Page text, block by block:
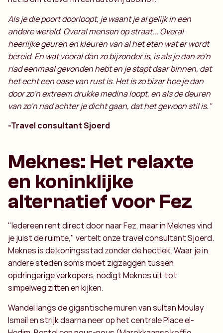
Als je die poort doorloopt, je waant je al gelijk in een
andere wereld. Overal mensen op straat... Overal
heerlijke geuren en kleuren van al het eten wat er wordt
bereid. En wat vooral dan zo bijzonder is, is als je dan zo'n
riad eenmaal gevonden hebt en je stapt daar binnen, dat
het echt een oase van rust is. Het is zo bizar hoe je dan
door zo'n extreem drukke medina loopt, en als de deuren
van zo'n riad achter je dicht gaan, dat het gewoon stil is."
-Travel consultant Sjoerd
Meknes: Het relaxte
en koninklijke
alternatief voor Fez
"Iedereen rent direct door naar Fez, maar in Meknes vind
je juist de ruimte," vertelt onze travel consultant Sjoerd.
Meknes is de koningsstad zonder de hectiek. Waar je in
andere steden soms moet zigzaggen tussen
opdringerige verkopers, nodigt Meknes uit tot
simpelweg zitten en kijken.
Wandel langs de gigantische muren van sultan Moulay
Ismail en strijk daarna neer op het centrale Place el-